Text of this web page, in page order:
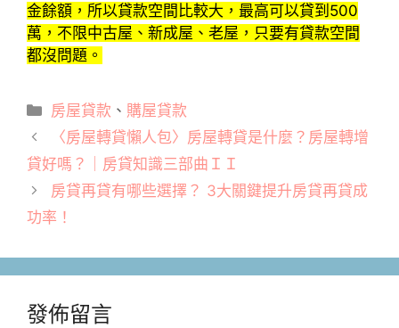
金餘額，所以貸款空間比較大，最高可以貸到500
萬，不限中古屋、新成屋、老屋，只要有貸款空間
都沒問題。
分
類
房屋貸款 、 購屋貸款
〈房屋轉貸懶人包〉房屋轉貸是什麼？房屋轉增
貸好嗎？｜房貸知識三部曲ＩＩ
房貸再貸有哪些選擇？ 3大關鍵提升房貸再貸成
功率！
發佈留言